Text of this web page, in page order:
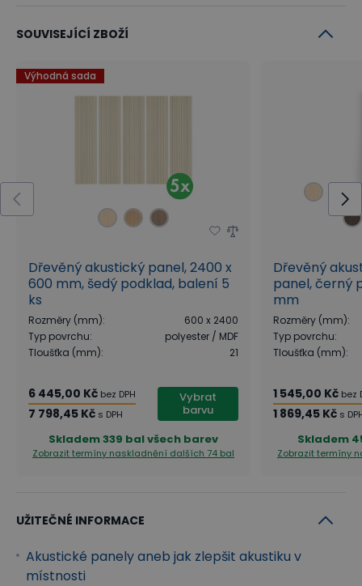
SOUVISEJÍCÍ ZBOŽÍ
Výhodná sada
Dřevěný akustický panel, 2400 x
600 mm, šedý podklad, balení 5
ks
Rozměry (mm):
600 x 2400
Typ povrchu:
polyester / MDF
Tloušťka (mm): 21
6 445,00 Kč bez DPH
7 798,45 Kč s DPH
Vybrat
barvu
Skladem339 bal všech barev
Zobrazit termíny naskladnění dalších 74 bal
Dřevěný
panel, černý
mm
Rozměry (mm):
Typ povrchu:
Tloušťka (mm):
1 545,00 Kč bez
1 869,45 Kč s
Skladem
Zobrazit termíny
UŽITEČNÉ INFORMACE
Akustické panely aneb jak zlepšit akustiku v
místnosti